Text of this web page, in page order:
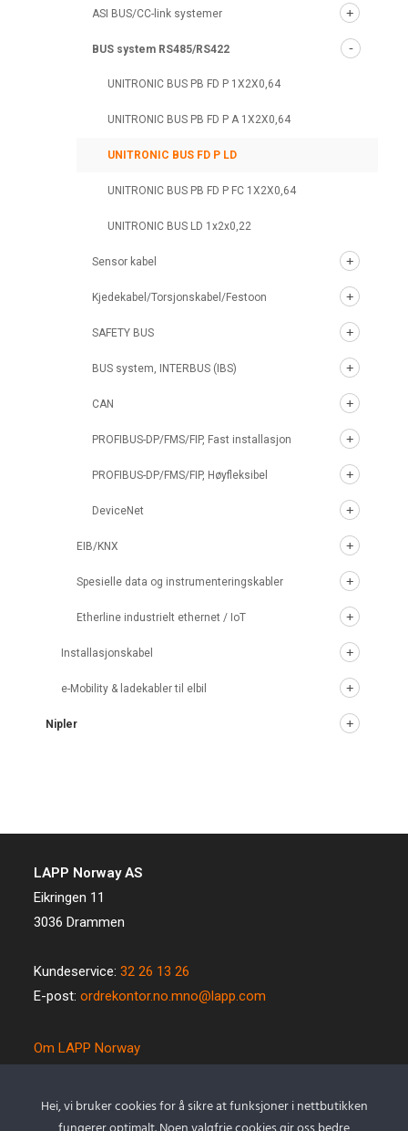
ASI BUS/CC-link systemer
BUS system RS485/RS422
UNITRONIC BUS PB FD P 1X2X0,64
UNITRONIC BUS PB FD P A 1X2X0,64
UNITRONIC BUS FD P LD
UNITRONIC BUS PB FD P FC 1X2X0,64
UNITRONIC BUS LD 1x2x0,22
Sensor kabel
Kjedekabel/Torsjonskabel/Festoon
SAFETY BUS
BUS system, INTERBUS (IBS)
CAN
PROFIBUS-DP/FMS/FIP, Fast installasjon
PROFIBUS-DP/FMS/FIP, Høyfleksibel
DeviceNet
EIB/KNX
Spesielle data og instrumenteringskabler
Etherline industrielt ethernet / IoT
Installasjonskabel
e-Mobility & ladekabler til elbil
Nipler
LAPP Norway AS
Eikringen 11
3036 Drammen
Kundeservice:32 26 13 26
E-post:ordrekontor.no.mno@lapp.com
Om LAPP Norway
Kvalitet og miljø
Betingelser
Hei, vi bruker cookies for å sikre at funksjoner i nettbutikken